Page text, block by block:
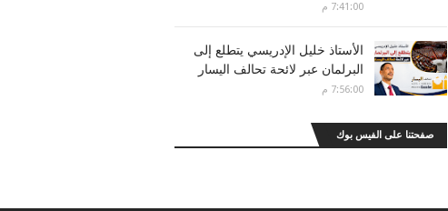
7:41:00 م
الأستاذ خليل الإدريسي يتطلع إلى
البرلمان عبر لائحة تحالف اليسار
7:56:00 م
صفحتنا على الفيس بوك